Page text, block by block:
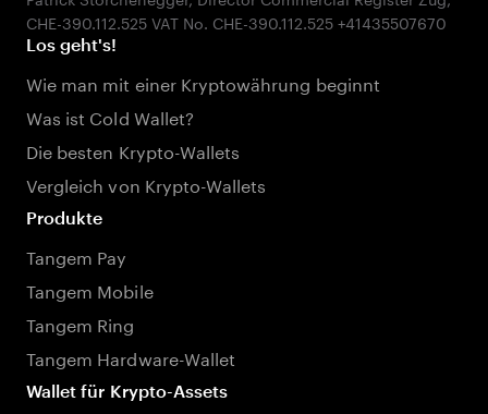
Los geht's!
Wie man mit einer Kryptowährung beginnt
Was ist Cold Wallet?
Die besten Krypto-Wallets
Vergleich von Krypto-Wallets
Produkte
Tangem Pay
Tangem Mobile
Tangem Ring
Tangem Hardware-Wallet
Wallet für Krypto-Assets